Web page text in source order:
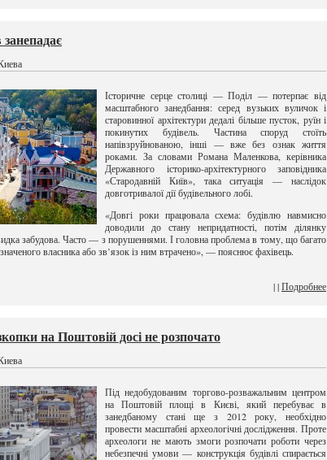
Історичне серце столиці — Поділ — потерпає від
масштабного занедбання: серед вузьких вуличок і
старовинної архітектури дедалі більше пусток, руїн і
покинутих будівель. Частина споруд стоїть
напівзруйнованою, інші — вже без ознак життя
роками. За словами Романа Маленкова, керівника
Державного історико-архітектурного заповідника
«Стародавній Київ», така ситуація — наслідок
довготривалої дії будівельного лобі.
«Довгі роки працювала схема: будівлю навмисно
доводили до стану непридатності, потім ділянку
забудова. Часто — з порушеннями. І головна проблема в тому, що багато
власника або зв’язок із ним втрачено», — пояснює фахівець.
| |Подробнее
на Поштовій досі не розпочато
Під недобудованим торгово-розважальним центром
на Поштовій площі в Києві, який перебуває в
занедбаному стані ще з 2012 року, необхідно
провести масштабні археологічні дослідження. Проте
археологи не мають змоги розпочати роботи через
небезпечні умови — конструкція будівлі спирається